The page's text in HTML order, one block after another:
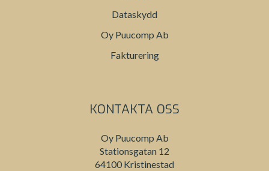
Dataskydd
Oy Puucomp Ab
Fakturering
KONTAKTA OSS
Oy Puucomp Ab
Stationsgatan 12
64100 Kristinestad